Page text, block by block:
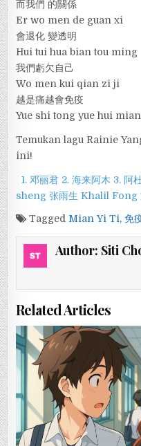
而我們 的關係
Er wo men de guan xi
會退化 變透明
Hui tui hua bian tou ming
我們虧欠自己
Wo men kui qian zi ji
越是痛越會免疫
Yue shi tong yue hui
Temukan lagu Rainie
ini!
1. 邓丽君 2. 海来阿木 3. 阿
sheng 张雨生 Khalil Fong
TaggedMian Yi Ti,免
Author: Siti
Related Articles